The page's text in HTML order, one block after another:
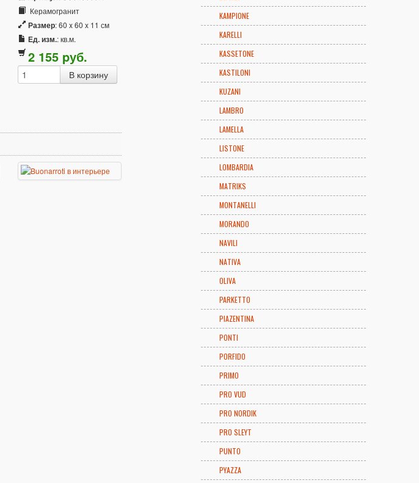
Керамогранит
Размер: 60 x 60 x 11 см
Ед. изм.: кв.м.
2 155 pуб.
KAMPIONE
KARELLI
KASSETONE
KASTILONI
KUZANI
LAMBRO
LAMELLA
LISTONE
LOMBARDIA
MATRIKS
MONTANELLI
MORANDO
NAVILI
NATIVA
OLIVA
PARKETTO
PIAZENTINA
PONTI
PORFIDO
PRIMO
PRO VUD
PRO NORDIK
PRO SLEYT
PUNTO
PYAZZA